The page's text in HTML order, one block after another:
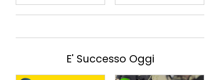
E' Successo Oggi